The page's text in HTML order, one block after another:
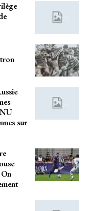
sur